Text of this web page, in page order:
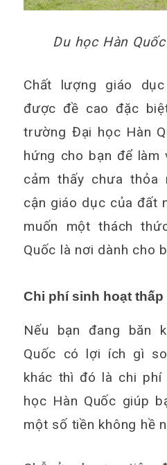
Du học Hàn
Chất lượng giáo
được đề cao đặc
trường Đại học Hàn
hứng cho bạn để làm
cảm thấy chưa thỏa
cận giáo dục của đất
muốn một thách
Quốc là nơi dành cho
Chi phí sinh hoạt thấp
Nếu bạn đang băn
Quốc có lợi ích gì
khác thì đó là chi phí
học Hàn Quốc giúp
một số tiền không hề